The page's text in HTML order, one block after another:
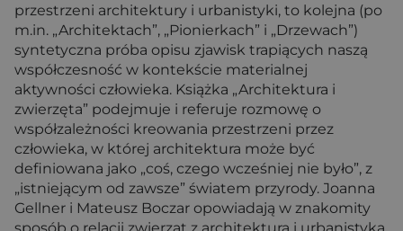
przestrzeni architektury i urbanistyki, to kolejna (po
m.in. „Architektach”, „Pionierkach” i „Drzewach”)
syntetyczna próba opisu zjawisk trapiących naszą
współczesność w kontekście materialnej
aktywności człowieka. Książka „Architektura i
zwierzęta” podejmuje i referuje rozmowę o
współzależności kreowania przestrzeni przez
człowieka, w której architektura może być
definiowana jako „coś, czego wcześniej nie było”, z
„istniejącym od zawsze” światem przyrody. Joanna
Gellner i Mateusz Boczar opowiadają w znakomity